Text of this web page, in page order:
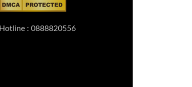
Hotline : 0888820556